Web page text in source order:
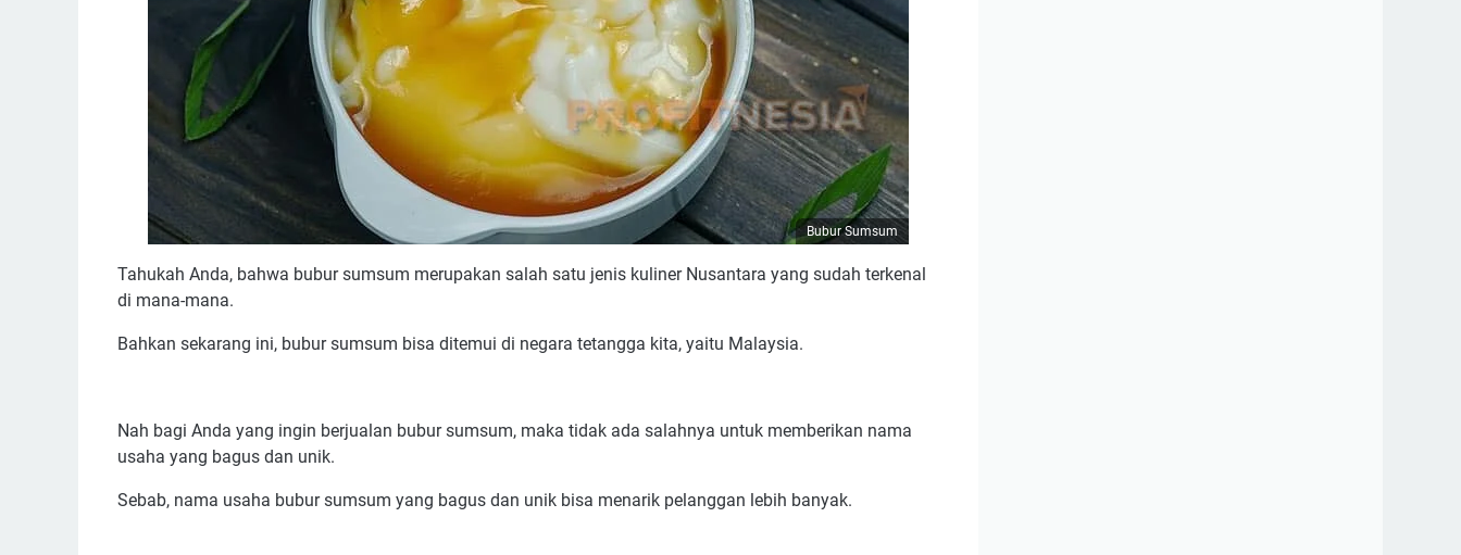
Bubur Sumsum
Tahukah Anda, bahwa bubur sumsum merupakan salah satu jenis kuliner Nusantara yang sudah terkenal
di mana-mana.
Bahkan sekarang ini, bubur sumsum bisa ditemui di negara tetangga kita, yaitu Malaysia.
Nah bagi Anda yang ingin berjualan bubur sumsum, maka tidak ada salahnya untuk memberikan nama
usaha yang bagus dan unik.
Sebab, nama usaha bubur sumsum yang bagus dan unik bisa menarik pelanggan lebih banyak.